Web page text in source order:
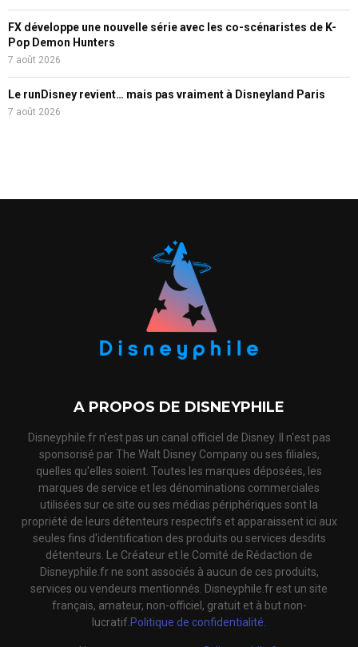
FX développe une nouvelle série avec les co-scénaristes de K-
Pop Demon Hunters
7 août 2026
Le runDisney revient… mais pas vraiment à Disneyland Paris
7 août 2026
A PROPOS DE DISNEYPHILE
Disneyphile.fr n'est pas un canal officiel de Disney. Il n'est pas
sponsorisé par The Walt Disney Company ou ses filiales,
quelles qu'elles soient. Toutes les marques déposées, les
marques de service et les dénominations commerciales
utilisées sur ce site ou ses médias périphériques sont la
propriété de leurs détenteurs respectifs et apparaissent ici aux
seules fins d'identification des produits ou services desdits
détenteurs. Le Créateur et le Comité de Rédaction de
Disneyphile.fr ne sont associés à aucun de ces produits,
services ou vendeurs mentionnés. Disneyphile.fr est un site
français, amateur, non-officiel, gratuit et à but non-
lucratif. Politique de confidentialité.